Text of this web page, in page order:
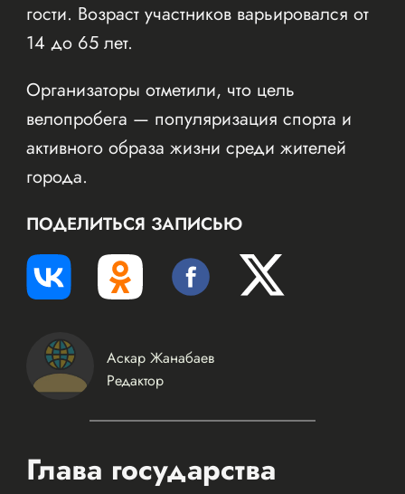
гости. Возраст участников варьировался от
14 до 65 лет.
Организаторы отметили, что цель
велопробега — популяризация спорта и
активного образа жизни среди жителей
города.
ПОДЕЛИТЬСЯ ЗАПИСЬЮ
Аскар Жанабаев
Редактор
Глава государства